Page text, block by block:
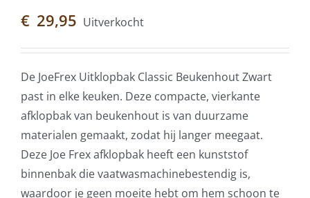
€ 29,95 Uitverkocht
De JoeFrex Uitklopbak Classic Beukenhout Zwart
past in elke keuken. Deze compacte, vierkante
afklopbak van beukenhout is van duurzame
materialen gemaakt, zodat hij langer meegaat.
Deze Joe Frex afklopbak heeft een kunststof
binnenbak die vaatwasmachinebestendig is,
waardoor je geen moeite hebt om hem schoon te